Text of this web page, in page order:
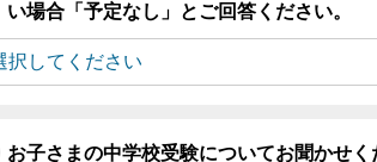
い場合「予定なし」とご回答ください。
お子さまの中学校受験についてお聞かせ